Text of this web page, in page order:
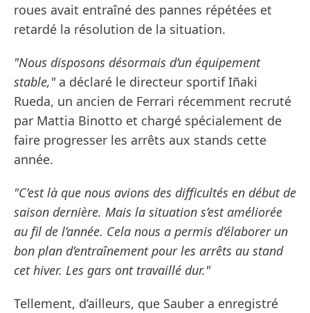
roues avait entraîné des pannes répétées et
retardé la résolution de la situation.
"Nous disposons désormais d’un équipement
stable,"a déclaré le directeur sportif Iñaki
Rueda, un ancien de Ferrari récemment recruté
par Mattia Binotto et chargé spécialement de
faire progresser les arrêts aux stands cette
année.
"C’est là que nous avions des difficultés en début de
saison dernière. Mais la situation s’est améliorée
au fil de l’année. Cela nous a permis d’élaborer un
bon plan d’entraînement pour les arrêts au stand
cet hiver. Les gars ont travaillé dur."
Tellement, d’ailleurs, que Sauber a enregistré